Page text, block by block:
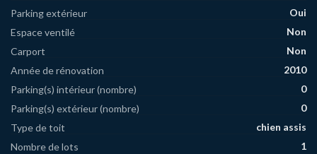
Parking extérieur
Oui
Espace ventilé
Non
Carport
Non
Année de rénovation
2010
Parking(s) intérieur (nombre)
0
Parking(s) extérieur (nombre)
0
Type de toit
chien assis
Nombre de lots
1